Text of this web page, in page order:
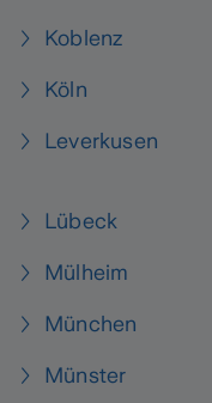
Koblenz
Köln
Leverkusen
Lübeck
Mülheim
München
Münster